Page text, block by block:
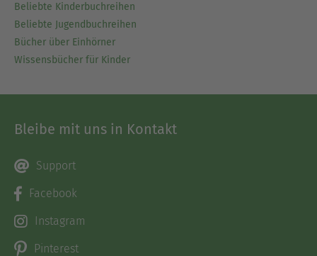
Beliebte Kinderbuchreihen
Beliebte Jugendbuchreihen
Bücher über Einhörner
Wissensbücher für Kinder
Bleibe mit uns in Kontakt
Support
Facebook
Instagram
Pinterest